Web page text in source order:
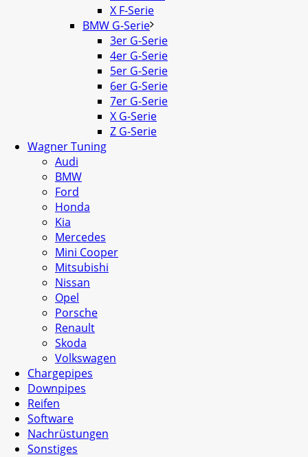
X F-Serie
BMW G-Serie
3er G-Serie
4er G-Serie
5er G-Serie
6er G-Serie
7er G-Serie
X G-Serie
Z G-Serie
Wagner Tuning
Audi
BMW
Ford
Honda
Kia
Mercedes
Mini Cooper
Mitsubishi
Nissan
Opel
Porsche
Renault
Skoda
Volkswagen
Chargepipes
Downpipes
Reifen
Software
Nachrüstungen
Sonstiges